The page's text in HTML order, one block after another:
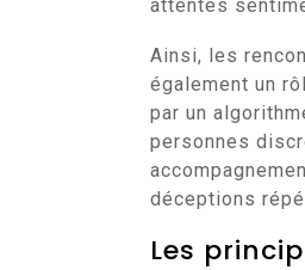
attentes
Ainsi, les
également un
par un
personnes
déceptions
Les